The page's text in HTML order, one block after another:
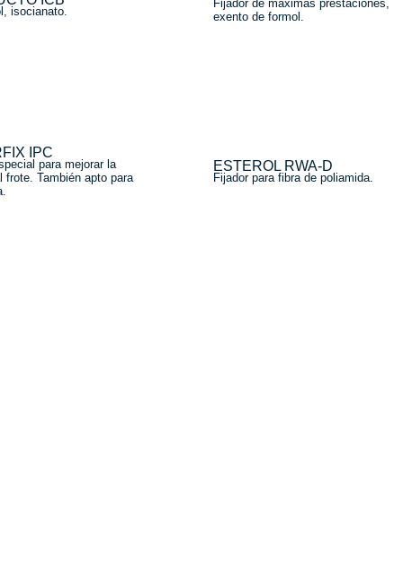
isocianato.
IPC
para mejorar la
frote. También apto para
Fijador de máximas prestaciones,
exento de formol.
ESTEROL RWA-D
Fijador para fibra de poliamida.